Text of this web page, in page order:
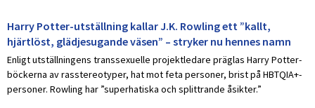
Harry Potter-utställning kallar J.K. Rowling ett ”kallt,
hjärtlöst, glädjesugande väsen” – stryker nu hennes namn
Enligt utställningens transsexuelle projektledare präglas Harry Potter-
böckerna av rasstereotyper, hat mot feta personer, brist på HBTQIA+-
personer. Rowling har ”superhatiska och splittrande åsikter.”